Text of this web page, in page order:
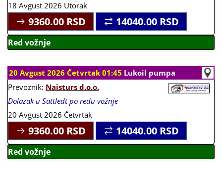
18 Avgust 2026 Utorak
9360.00 RSD 14040.00 RSD
Red vožnje
20 Avgust 2026 Četvrtak 01:45 Lukoil pumpa
Prevoznik: Naisturs d.o.o.
Dolazak u Sattledt po redu vožnje
20 Avgust 2026 Četvrtak
9360.00 RSD 14040.00 RSD
Red vožnje